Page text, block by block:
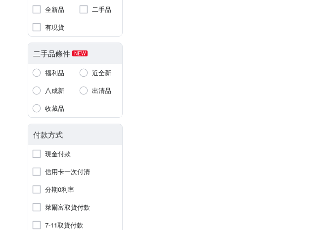
全新品
二手品
有現貨
二手品條件 NEW
福利品
近全新
八成新
出清品
收藏品
付款方式
現金付款
信用卡一次付清
分期0利率
萊爾富取貨付款
7-11取貨付款